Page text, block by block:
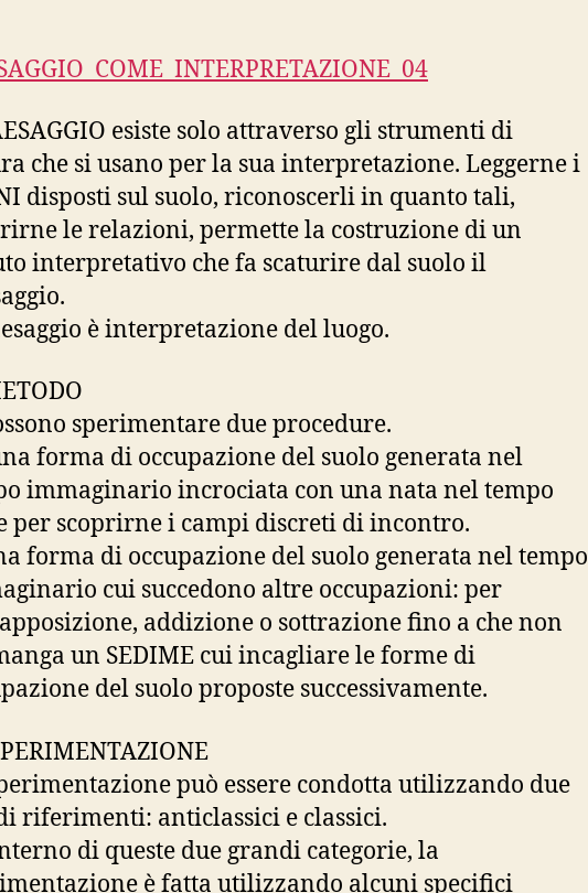
esiste solo attraverso gli strumenti di
che si usano per la sua interpretazione. Leggerne i
disposti sul suolo, riconoscerli in quanto tali,
le relazioni, permette la costruzione di un
interpretativo che fa scaturire dal suolo il
è interpretazione del luogo.
sperimentare due procedure.
forma di occupazione del suolo generata nel
immaginario incrociata con una nata nel tempo
per scoprirne i campi discreti di incontro.
forma di occupazione del suolo generata nel tempo
cui succedono altre occupazioni: per
addizione o sottrazione fino a che non
un SEDIME cui incagliare le forme di
del suolo proposte successivamente.
può essere condotta utilizzando due
riferimenti: anticlassici e classici.
di queste due grandi categorie, la
è fatta utilizzando alcuni specifici